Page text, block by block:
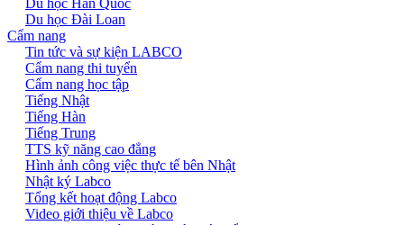
Du học Hàn Quốc
Du học Đài Loan
Cẩm nang
Tin tức và sự kiện LABCO
Cẩm nang thi tuyển
Cẩm nang học tập
Tiếng Nhật
Tiếng Hàn
Tiếng Trung
TTS kỹ năng cao đẳng
Hình ảnh công việc thực tế bên Nhật
Nhật ký Labco
Tổng kết hoạt động Labco
Video giới thiệu về Labco